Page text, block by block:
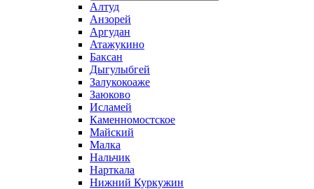
Алтуд
Анзорей
Аргудан
Атажукино
Баксан
Дыгулыбгей
Залукокоаже
Заюково
Исламей
Каменномостское
Майский
Малка
Нальчик
Нарткала
Нижний Куркужин